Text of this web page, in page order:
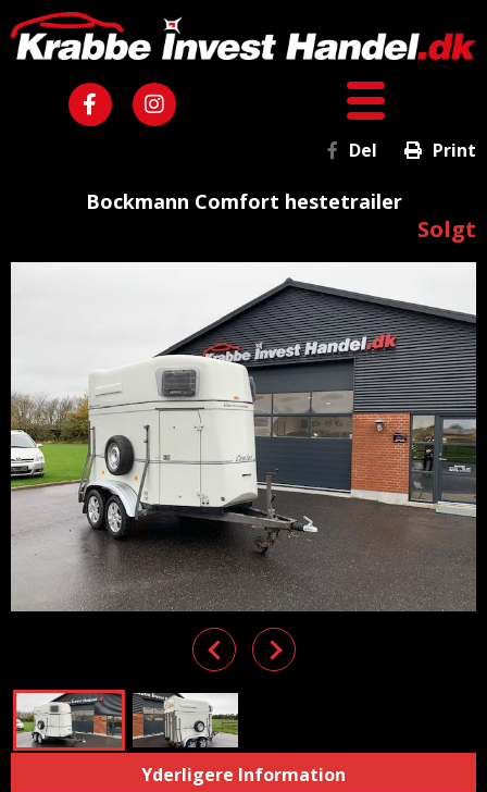
Del Print
Bockmann Comfort hestetrailer
Solgt
Previous
Next
Yderligere Information